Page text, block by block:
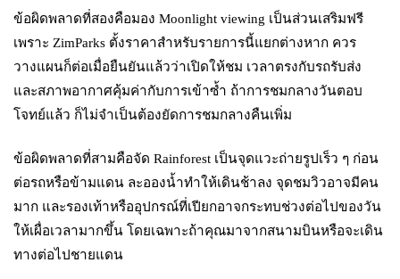
ข้อผิดพลาดที่สองคือมอง Moonlight viewing เป็นส่วนเสริมฟรี
เพราะ ZimParks ตั้งราคาสำหรับรายการนี้แยกต่างหาก ควร
วางแผนก็ต่อเมื่อยืนยันแล้วว่าเปิดให้ชม เวลาตรงกับรถรับส่ง
และสภาพอากาศคุ้มค่ากับการเข้าซ้ำ ถ้าการชมกลางวันตอบ
โจทย์แล้ว ก็ไม่จำเป็นต้องยัดการชมกลางคืนเพิ่ม
ข้อผิดพลาดที่สามคือจัด Rainforest เป็นจุดแวะถ่ายรูปเร็ว ๆ ก่อน
ต่อรถหรือข้ามแดน ละอองน้ำทำให้เดินช้าลง จุดชมวิวอาจมีคน
มาก และรองเท้าหรืออุปกรณ์ที่เปียกอาจกระทบช่วงต่อไปของวัน
ให้เผื่อเวลามากขึ้น โดยเฉพาะถ้าคุณมาจากสนามบินหรือจะเดิน
ทางต่อไปชายแดน